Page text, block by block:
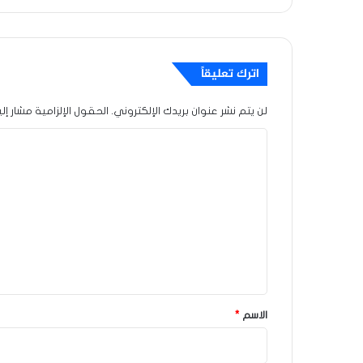
اترك تعليقاً
لن يتم نشر عنوان بريدك الإلكتروني. الحقول الإلزامية مشار
*الاسم *